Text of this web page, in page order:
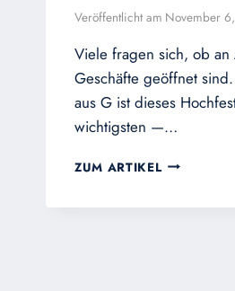
Veröffentlicht am November
Viele fragen sich, ob
Geschäfte geöffnet
aus G ist dieses
wichtigsten —…
ZUM ARTIKEL ZWISCHEN